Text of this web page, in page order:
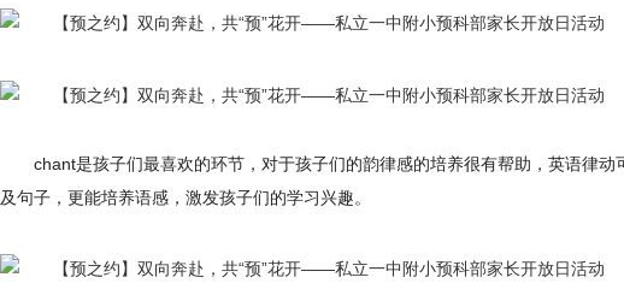
chant是孩子们最喜欢的环节，对于孩子们的韵律感的培养很有帮助，英语律
及句子，更能培养语感，激发孩子们的学习兴趣。